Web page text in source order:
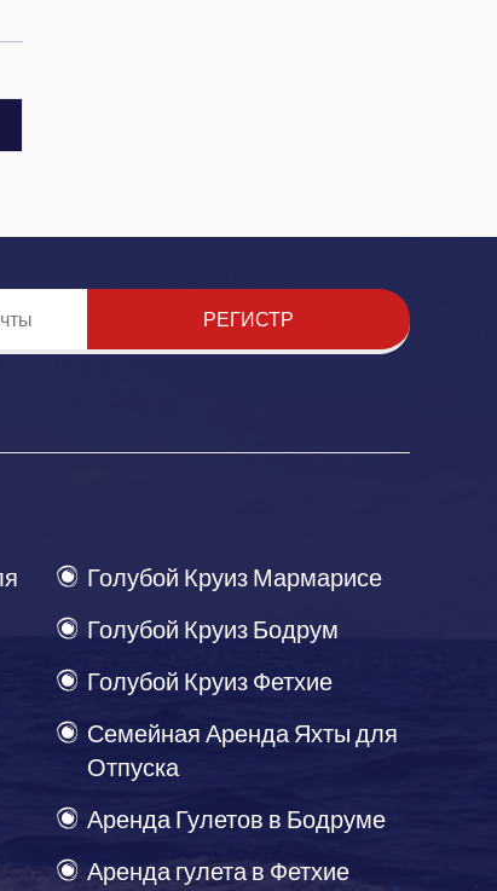
РЕГИСТР
Голубой Круиз Мармарисе
Голубой Круиз Бодрум
Голубой Круиз Фетхие
Семейная Аренда Яхты для
Отпуска
Аренда Гулетов в Бодруме
Аренда гулета в Фетхие